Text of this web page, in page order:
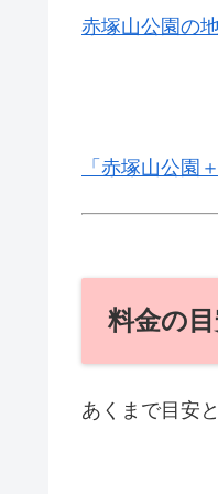
赤塚山公園の
「赤塚山公園
料金の
あくまで目安